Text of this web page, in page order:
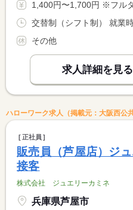
1,400円〜1,700円 ※フルタイム求人の場合は月額（
その他
求人詳細を見る
ハローワーク求人（掲載元：大阪西公
正社員
販売員（芦屋店）ジ
接客
株式会社 ジュエリーカミネ
兵庫県芦屋市